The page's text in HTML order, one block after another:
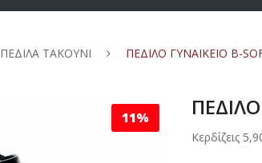
ΠΕΔΙΛΑ ΤΑΚΟΥΝΙ ΠΕΔΙΛΟ ΓΥΝΑΙΚΕΙΟ B-
11%
Κερδίζεις